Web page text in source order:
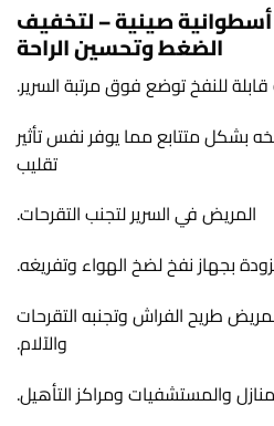
أسطوانية صينية – لتخفيف
الضغط وتحسين الراحة
قابلة للنفخ توضع فوق مرتبة السرير.
بشكل متتابع مما يوفر نفس تأثير
تقليب
المريض في السرير لتجنب التقرحات.
بجهاز نفخ لضخ الهواء وتفريغه.
طريح الفراش وتجنبه التقرحات
والآلام.
والمستشفيات ومراكز التأهيل.